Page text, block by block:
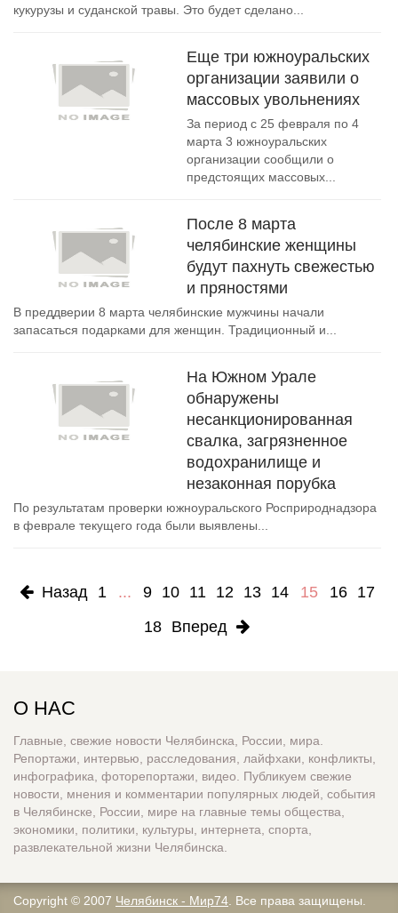
кукурузы и суданской травы. Это будет сделано...
Еще три южноуральских
организации заявили о
массовых увольнениях
За период с 25 февраля по 4
марта 3 южноуральских
организации сообщили о
предстоящих массовых...
После 8 марта
челябинские женщины
будут пахнуть свежестью
и пряностями
В преддверии 8 марта челябинские мужчины начали
запасаться подарками для женщин. Традиционный и...
На Южном Урале
обнаружены
несанкционированная
свалка, загрязненное
водохранилище и
незаконная порубка
По результатам проверки южноуральского Росприроднадзора
в феврале текущего года были выявлены...
Назад 1 ... 9 10 11 12 13 14 15 16
17
18 Вперед
О НАС
Главные, свежие новости Челябинска, России, мира.
Репортажи, интервью, расследования, лайфхаки, конфликты,
инфографика, фоторепортажи, видео. Публикуем свежие
новости, мнения и комментарии популярных людей, события
в Челябинске, России, мире на главные темы общества,
экономики, политики, культуры, интернета, спорта,
развлекательной жизни Челябинска.
Copyright © 2007 Челябинск - Мир74 . Все права защищены.